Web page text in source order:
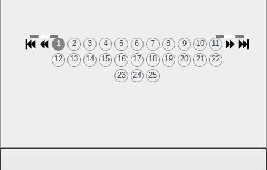
1 2 3 4 5 6 7 8 9 10
11
12
13 14 15 16 17 18 19 20 21
22
23
24 25